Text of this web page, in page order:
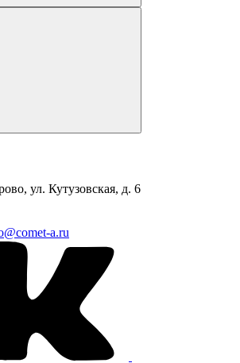
ул. Кутузовская, д. 6
a.ru